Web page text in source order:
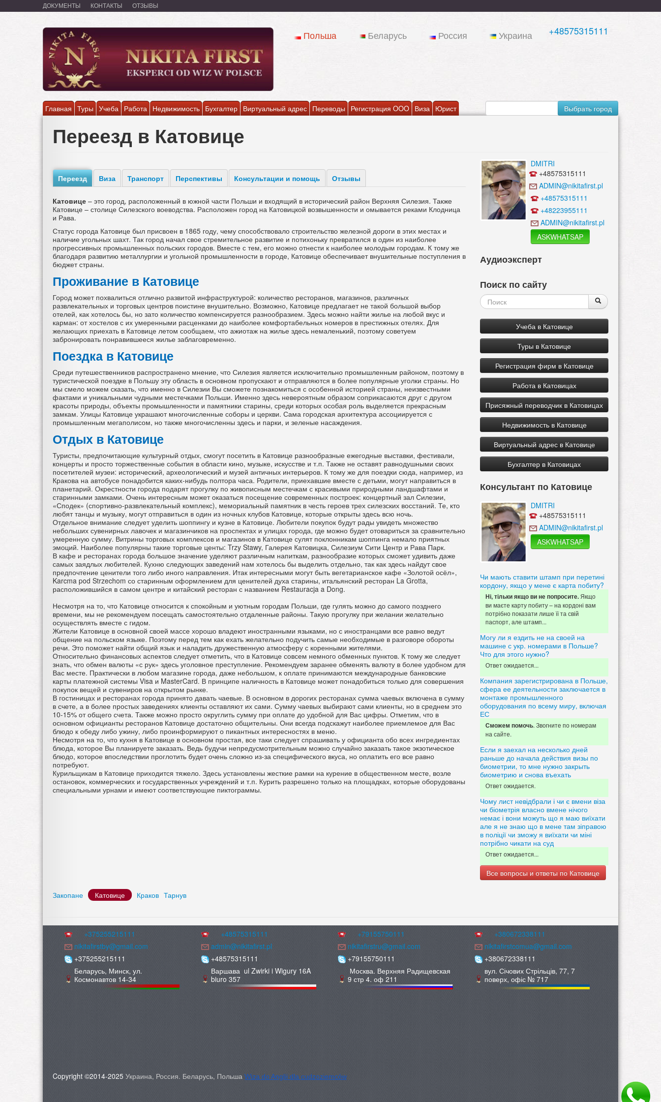
к
ДОКУМЕНТЫ КОНТАКТЫ ОТЗЫВЫ
Польша Беларусь Россия Украина +48575315111
Главная Туры Учеба Работа Недвижимость Бухгалтер Виртуальный адрес Переводы Регистрация OOO Виза Юрист Выбрать город
Переезд в Катовице
Переезд Виза Транспорт Перспективы Консультации и помощь Отзывы
Катовице – это город, расположенный в южной части Польши и входящий в исторический район Верхняя Силезия. Также
Катовице – столице Силезского воеводства. Расположен город на Катовицкой возвышенности и омывается реками Клодница
и Рава.
Статус города Катовице был присвоен в 1865 году, чему способствовало строительство железной дороги в этих местах и
наличие угольных шахт. Так город начал свое стремительное развитие и потихоньку превратился в один из наиболее
прогрессивных промышленных польских городов. Вместе с тем, его можно отнести к наиболее молодым городам. К тому же
благодаря развитию металлургии и угольной промышленности в городе, Катовице обеспечивает внушительные поступления в
бюджет страны.
Проживание в Катовице
Город может похвалиться отлично развитой инфраструктурой: количество ресторанов, магазинов, различных
развлекательных и торговых центров поистине внушительно. Возможно, Катовице предлагает не такой большой выбор
отелей, как хотелось бы, но зато количество компенсируется разнообразием. Здесь можно найти жилье на любой вкус и
карман: от хостелов с их умеренными расценками до наиболее комфортабельных номеров в престижных отелях. Для
желающих приехать в Катовице летом сообщаем, что ажиотаж на жилье здесь немаленький, поэтому советуем
забронировать понравившееся жилье заблаговременно.
Поездка в Катовице
Среди путешественников распространено мнение, что Силезия является исключительно промышленным районом, поэтому в
туристической поездке в Польшу эту область в основном пропускают и отправляются в более популярные уголки страны. Но
мы смело можем сказать, что именно в Силезии Вы сможете познакомиться с особенной историей страны, неизвестными
фактами и уникальными чудными местечками Польши. Именно здесь невероятным образом соприкасаются друг с другом
красоты природы, объекты промышленности и памятники старины, среди которых особая роль выделяется прекрасным
замкам. Улицы Катовице украшают многочисленные соборы и церкви. Сама городская архитектура ассоциируется с
промышленным мегаполисом, но также многочисленны здесь и парки, и зеленые насаждения.
Отдых в Катовице
Туристы, предпочитающие культурный отдых, смогут посетить в Катовице разнообразные ежегодные выставки, фестивали,
концерты и просто торжественные события в области кино, музыке, искусстве и т.п. Также не оставят равнодушными своих
посетителей музеи: исторический, археологический и музей античных интерьеров. К тому же для поездки сюда, например, из
Кракова на автобусе понадобится каких-нибудь полтора часа. Родители, приехавшие вместе с детьми, могут направиться в
планетарий. Окрестности города подарят прогулку по живописным местечкам с красивыми природными ландшафтами и
старинными замками. Очень интересным может оказаться посещение современных построек: концертный зал Силезии,
«Сподек» (спортивно-развлекательный комплекс), мемориальный памятник в честь героев трех силезских восстаний. Те, кто
любят танцы и музыку, могут отправиться в один из ночных клубов Катовице, которые открыты здесь всю ночь.
Отдельное внимание следует уделить шоппингу и кузне в Катовице. Любители покупок будут рады увидеть множество
небольших сувенирных лавочек и магазинчиков на проспектах и улицах города, где можно будет отовариться за сравнительно
умеренную сумму. Витрины торговых комплексов и магазинов в Катовице сулят поклонникам шоппинга немало приятных
эмоций. Наиболее популярны такие торговые центы: Trzy Stawy, Галерея Катовицка, Силезиум Сити Центр и Рава Парк.
В кафе и ресторанах города большое значение уделяют различным напиткам, разнообразие которых сможет удивить даже
самых заядлых любителей. Кухню следующих заведений нам хотелось бы выделить отдельно, так как здесь найдут свое
предпочтение ценители того либо иного направления. Итак интересными могут быть вегетарианское кафе «Золотой осёл»,
Karcma pod Strzechom со старинным оформлением для ценителей духа старины, итальянский ресторан La Grotta,
расположившийся в самом центре и китайский ресторан с названием Restauracja a Dong.
Несмотря на то, что Катовице относится к спокойным и уютным городам Польши, где гулять можно до самого позднего
времени, мы не рекомендуем посещать самостоятельно отдаленные районы. Такую прогулку при желании желательно
осуществлять вместе с гидом.
Жители Катовице в основной своей массе хорошо владеют иностранными языками, но с иностранцами все равно ведут
общение на польском языке. Поэтому перед тем как ехать желательно подучить самые необходимые в разговоре обороты
речи. Это поможет найти общий язык и наладить дружественную атмосферу с коренными жителями.
Относительно финансовых аспектов следует отметить, что в Катовице совсем немного обменных пунктов. К тому же следует
знать, что обмен валюты «с рук» здесь уголовное преступление. Рекомендуем заранее обменять валюту в более удобном для
Вас месте. Практически в любом магазине города, даже небольшом, к оплате принимаются международные банковские
карты платежной системы Visa и MasterCard. В принципе наличность в Катовице может понадобиться только для совершения
покупок вещей и сувениров на открытом рынке.
В гостиницах и ресторанах города принято давать чаевые. В основном в дорогих ресторанах сумма чаевых включена в сумму
в счете, а в более простых заведениях клиенты оставляют их сами. Сумму чаевых выбирают сами клиенты, но в среднем это
10-15% от общего счета. Также можно просто округлить сумму при оплате до удобной для Вас цифры. Отметим, что в
основном официанты ресторанов Катовице достаточно общительны. Они всегда подскажут наиболее приемлемое для Вас
блюдо к обеду либо ужину, либо проинформируют о пикантных интересностях в меню.
Несмотря на то, что кухня в Катовице в основном простая, все таки следует спрашивать у официанта обо всех ингредиентах
блюда, которое Вы планируете заказать. Ведь будучи непредусмотрительным можно случайно заказать такое экзотическое
блюдо, которое впоследствии проглотить будет очень сложно из-за специфического вкуса, но оплатить его все равно
потребуют.
Курильщикам в Катовице приходится тяжело. Здесь установлены жесткие рамки на курение в общественном месте, возле
остановок, коммерческих и государственных учреждений и т.п. Курить разрешено только на площадках, которые оборудованы
специальными урнами и имеют соответствующие пиктограммы.
DMITRI
+48575315111
ADMIN@nikitafirst.pl
+48575315111
+48223955111
ADMIN@nikitafirst.pl
ASKWHATSAP
Аудиоэксперт
Поиск по сайту
Форма
поиска
Поиск
Учеба в Катовице
Туры в Катовице
Регистрация фирм в Катовице
Работа в Катовицах
Присяжный переводчик в Катовицах
Недвижимость в Катовице
Виртуальный адрес в Катовице
Бухгалтер в Катовицах
Консультант по Катовице
DMITRI
+48575315111
ADMIN@nikitafirst.pl
ASKWHATSAP
Чи мають ставити штамп при перетині
кордону, якщо у мене є карта побиту?
Ні, тільки якщо ви не попросите. Якщо
ви маєте карту побиту – на кордоні вам
потрібно показати лише її та свій
паспорт, але штамп...
Могу ли я ездить не на своей на
машине с укр. номерами в Польше?
Что для этого нужно?
Ответ ожидается...
Компания зарегистрирована в Польше,
сфера ее деятельности заключается в
монтаже промышленного
оборудования по всему миру, включая
ЕС
Сможем помочь. Звогните по номерам
на сайте.
Если я заехал на несколько дней
раньше до начала действия визы по
биометрии, то мне нужно закрыть
биометрию и снова въехать
Ответ ожидается.
Чому лист невідбрали і чи є вмени віза
чи біометрія власно вмене нічого
немає і вони можуть що я маю виїхати
але я не знаю що в мене там зіправою
в поліції чи зможу я виїхати чи міні
потрібно чикати на суд
Ответ ожидается...
Все вопросы и ответы по Катовице
Закопане Катовице Краков Тарнув
+375255215111
nikitafirstby@gmail.com
+375255215111
Беларусь, Минск, ул.
Космонавтов 14-34
+48575315111
admin@nikitafirst.pl
+48575315111
Варшава ul Zwirki i Wigury 16A
biuro 357
+79155750111
nikitafirstru@gmail.com
+79155750111
Москва. Верхняя Радищевская
9 стр 4. оф 211
+380672338111
nikitafirstcomua@gmail.com
+380672338111
вул. Січових Стрільців, 77, 7
поверх, офіс № 717
Copyright ©2014-2025 Украина, Россия. Беларусь, Польша Wiza do Anglii dla cudzoziemców